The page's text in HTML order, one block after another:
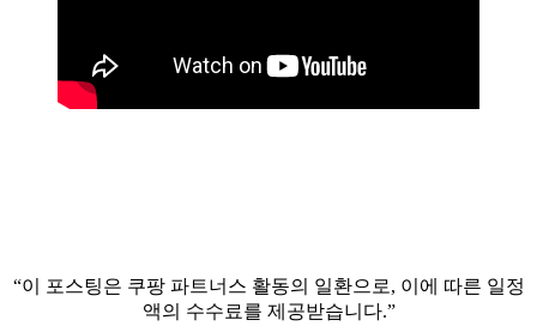
“이 포스팅은 쿠팡 파트너스 활동의 일환으로, 이에 따른 일정
액의 수수료를 제공받습니다.”